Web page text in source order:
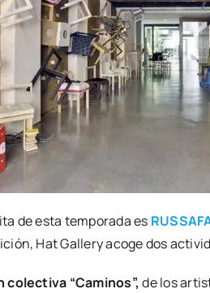
de esta tem­po­ra­da es
Hat Gallery aco­ge dos
colec­ti­va “Cami­nos”, de los